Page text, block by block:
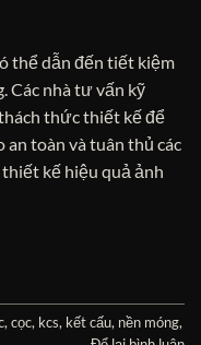
thể dẫn đến tiết kiệm
Các nhà tư vấn kỹ
thức thiết kế để
toàn và tuân thủ các
thiết kế hiệu quả ảnh
, cọc, kcs, kết cấu, nền móng,